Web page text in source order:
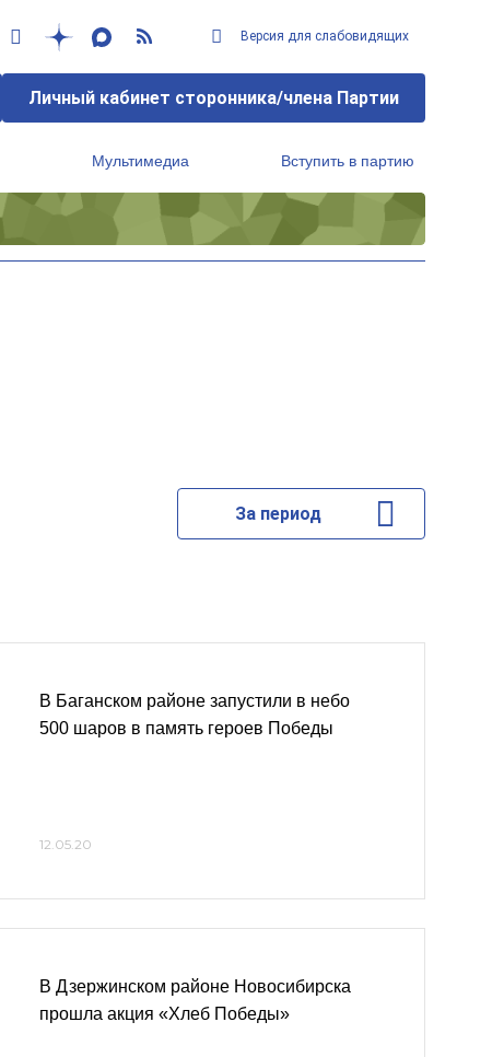
Версия для слабовидящих
Личный кабинет сторонника/члена Партии
Мультимедиа Вступить в партию
За период
В Баганском районе запустили в небо
500 шаров в память героев Победы
12.05.20
В Дзержинском районе Новосибирска
прошла акция «Хлеб Победы»